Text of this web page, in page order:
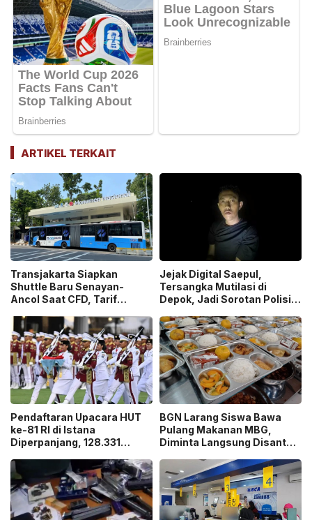
ARTIKEL TERKAIT
Transjakarta Siapkan
Shuttle Baru Senayan-
Ancol Saat CFD, Tarif
Jejak Digital Saepul,
Tersangka Mutilasi di
Depok, Jadi Sorotan Polisi
Pendaftaran Upacara HUT
ke-81 RI di Istana
Diperpanjang, 128.331
Ticket”
BGN Larang Siswa Bawa
Pulang Makanan MBG,
Diminta Langsung Disantap